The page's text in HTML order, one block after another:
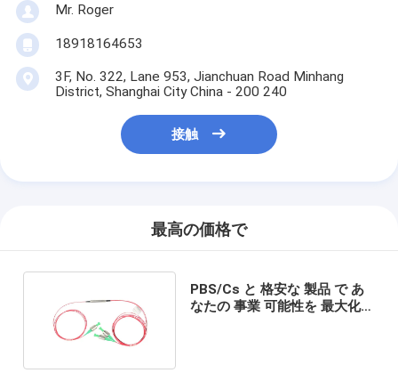
Mr. Roger
18918164653
3F, No. 322, Lane 953, Jianchuan Road Minhang
District, Shanghai City China - 200 240
接触
最高の価格で
PBS/Cs と 格安な 製品 で あ
なたの 事業 可能性を 最大化